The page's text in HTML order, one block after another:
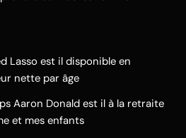
Lasso est il disponible en
nette par âge
Aaron Donald est il à la retraite
et mes enfants